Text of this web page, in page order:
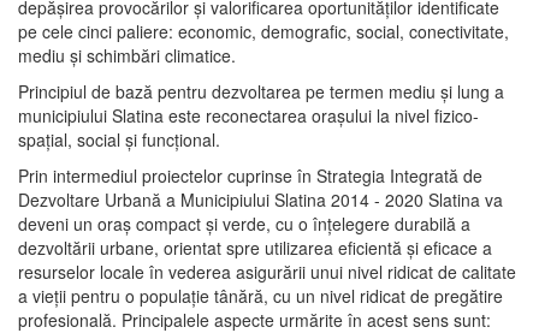
depășirea provocărilor şi valorificarea oportunităţilor identificate
pe cele cinci paliere: economic, demografic, social, conectivitate,
mediu şi schimbări climatice.
Principiul de bază pentru dezvoltarea pe termen mediu şi lung a
municipiului Slatina este reconectarea oraşului la nivel fizico-
spaţial, social şi funcţional.
Prin intermediul proiectelor cuprinse în Strategia Integrată de
Dezvoltare Urbană a Municipiului Slatina 2014 - 2020 Slatina va
deveni un oraş compact şi verde, cu o înţelegere durabilă a
dezvoltării urbane, orientat spre utilizarea eficientă şi eficace a
resurselor locale în vederea asigurării unui nivel ridicat de calitate
a vieţii pentru o populaţie tânără, cu un nivel ridicat de pregătire
profesională. Principalele aspecte urmărite în acest sens sunt: